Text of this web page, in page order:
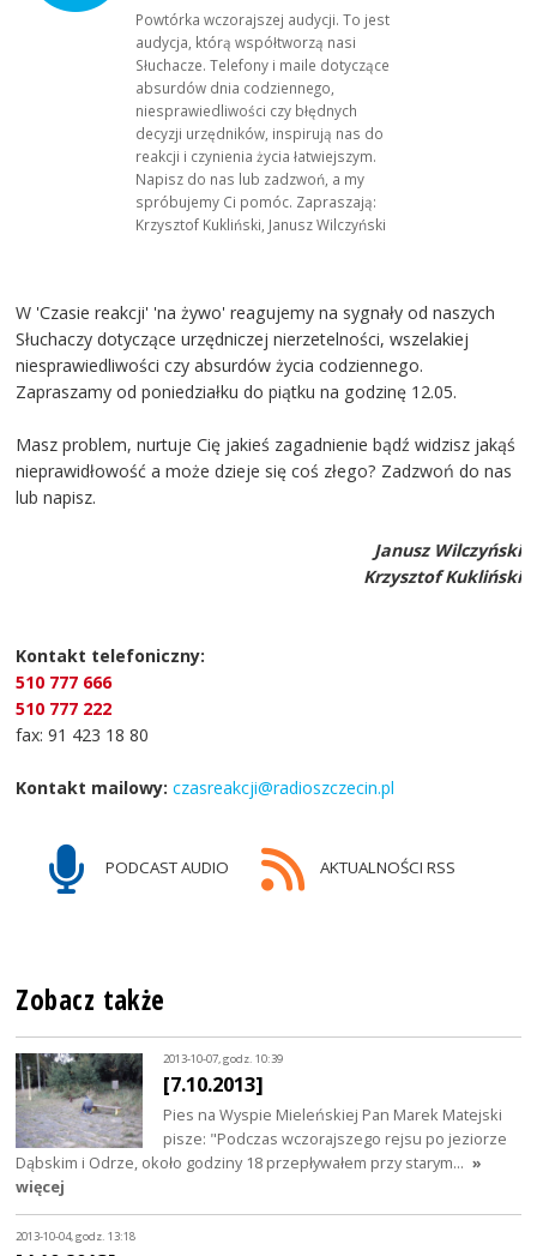
Powtórka wczorajszej audycji. To jest
audycja, którą współtworzą nasi
Słuchacze. Telefony i maile dotyczące
absurdów dnia codziennego,
niesprawiedliwości czy błędnych
decyzji urzędników, inspirują nas do
reakcji i czynienia życia łatwiejszym.
Napisz do nas lub zadzwoń, a my
spróbujemy Ci pomóc. Zapraszają:
Krzysztof Kukliński, Janusz Wilczyński
W 'Czasie reakcji' 'na żywo' reagujemy na sygnały od naszych
Słuchaczy dotyczące urzędniczej nierzetelności, wszelakiej
niesprawiedliwości czy absurdów życia codziennego.
Zapraszamy od poniedziałku do piątku na godzinę 12.05.
Masz problem, nurtuje Cię jakieś zagadnienie bądź widzisz jakąś
nieprawidłowość a może dzieje się coś złego? Zadzwoń do nas
lub napisz.
Janusz Wilczyński
Krzysztof Kukliński
Kontakt telefoniczny:
510 777 666
510 777 222
fax: 91 423 18 80
Kontakt mailowy: czasreakcji@radioszczecin.pl
PODCAST AUDIO AKTUALNOŚCI RSS
Zobacz także
2013-10-07, godz. 10:39
[7.10.2013]
Pies na Wyspie Mieleńskiej Pan Marek Matejski
pisze: "Podczas wczorajszego rejsu po jeziorze
Dąbskim i Odrze, około godziny 18 przepływałem przy starym… »
więcej
2013-10-04, godz. 13:18